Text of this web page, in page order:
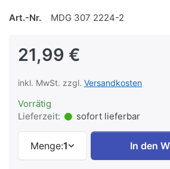
Art.-Nr. MDG 307 2224-2
21,99 €
inkl. MwSt. zzgl. Versandkosten
Vorrätig
Lieferzeit:
sofort lieferbar
Menge:1 In den